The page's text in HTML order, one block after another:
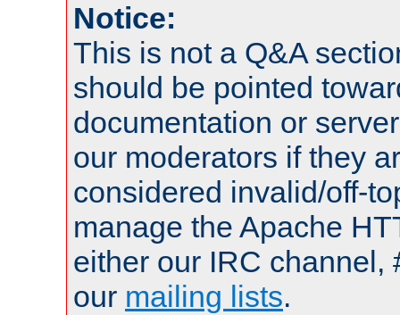
Notice:
This is not a Q&A
should be pointed
documentation or
our moderators if they
considered invalid/off-
manage the Apache
either our IRC channel,
our mailing lists.